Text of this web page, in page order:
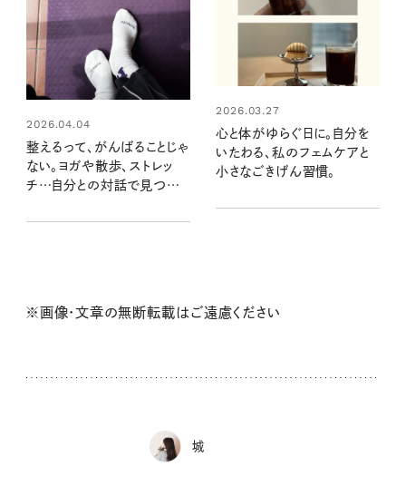
2026.04.04
整えるって、がんばることじゃ
ない。ヨガや散歩、ストレッ
チ…自分との対話で見つけ
方
2026.03.27
心と体がゆらぐ日に。自分を
いたわる、私のフェムケアと
小さなごきげん習慣。
※画像・文章の無断転載はご遠慮ください
城